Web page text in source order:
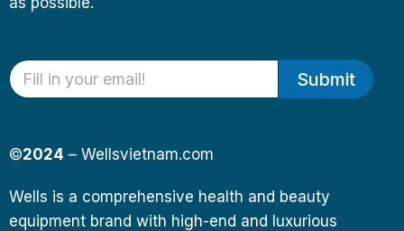
Submit
©2024 – Wellsvietnam.com
Wells is a comprehensive health and beauty
equipment brand with high-end and luxurious